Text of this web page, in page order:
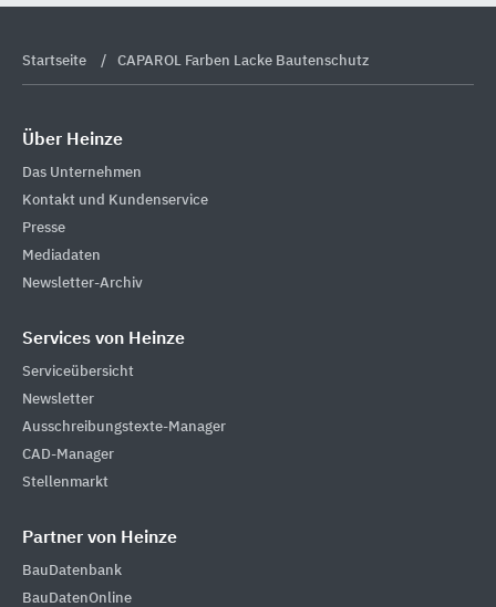
Startseite CAPAROL Farben Lacke Bautenschutz
Über Heinze
Das Unternehmen
Kontakt und Kundenservice
Presse
Mediadaten
Newsletter-Archiv
Services von Heinze
Serviceübersicht
Newsletter
Ausschreibungstexte-Manager
CAD-Manager
Stellenmarkt
Partner von Heinze
BauDatenbank
BauDatenOnline